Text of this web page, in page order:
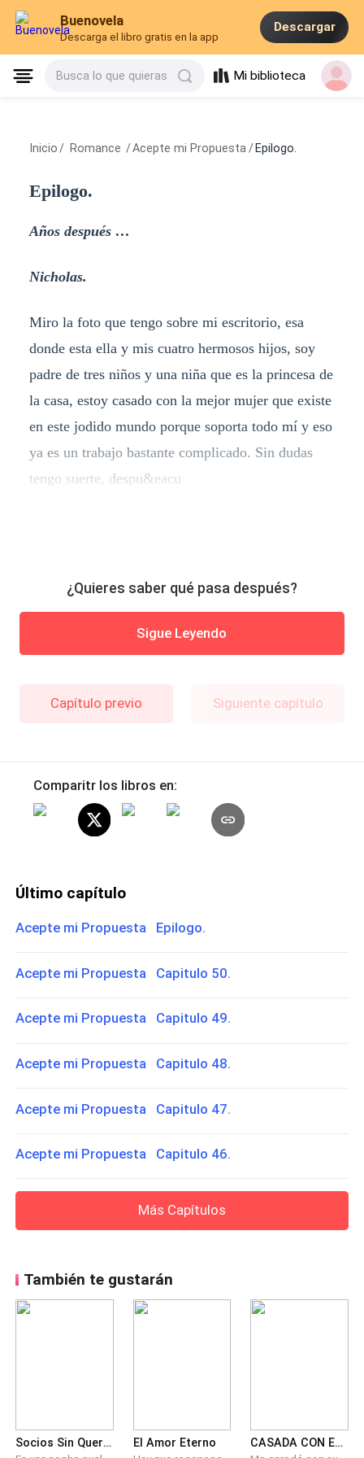
Buenovela
Descarga el libro gratis en la app
Descargar
Busca lo que quieras Mi biblioteca
Inicio / Romance /Acepte mi Propuesta / Epilogo.
Epilogo.
Años después …
Nicholas.
Miro la foto que tengo sobre mi escritorio, esa
donde esta ella y mis cuatro hermosos hijos, soy
padre de tres niños y una niña que es la princesa de
la casa, estoy casado con la mejor mujer que existe
en este jodido mundo porque soporta todo mí y eso
ya es un trabajo bastante complicado. Sin dudas
tengo suerte, despu&eacu
¿Quieres saber qué pasa después?
Sigue Leyendo
Capítulo previo Siguiente capítulo
Comparitr los libros en:
Último capítulo
Acepte mi Propuesta Epilogo.
Acepte mi Propuesta Capitulo 50.
Acepte mi Propuesta Capitulo 49.
Acepte mi Propuesta Capitulo 48.
Acepte mi Propuesta Capitulo 47.
Acepte mi Propuesta Capitulo 46.
Más Capítulos
También te gustarán
Socios Sin Querer El Amor Eterno CASADA CON EL SUEGRO DE MI EX. ATERRIZAJE EN EL CORAZÓN